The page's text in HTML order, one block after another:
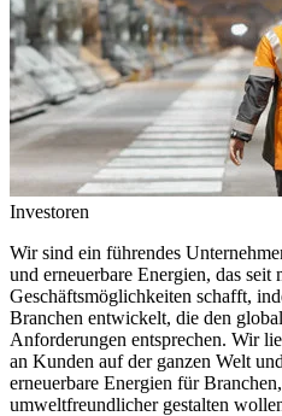
Investoren
Wir sind ein führendes
und erneuerbare Energien, das seit
Geschäftsmöglichkeiten schafft,
Branchen entwickelt, die den
Anforderungen entsprechen. Wir
an Kunden auf der ganzen Welt
erneuerbare Energien für
umweltfreundlicher gestalten